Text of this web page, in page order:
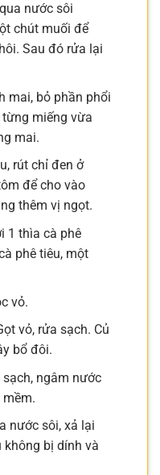
nước sôi
chút muối để
Sau đó rửa lại
mai, bỏ phần phổi
miếng vừa
mai.
rút chỉ đen ở
để cho vào
thêm vị ngọt.
1 thìa cà phê
phê tiêu, một
vỏ.
vỏ, rửa sạch. Củ
bổ đôi.
ngâm nước
nước sôi, xả lại
không bị dính và